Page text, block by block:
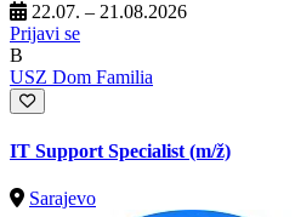
22.07. – 21.08.2026
Prijavi se
B
USZ Dom Familia
IT Support Specialist (m/ž)
Sarajevo